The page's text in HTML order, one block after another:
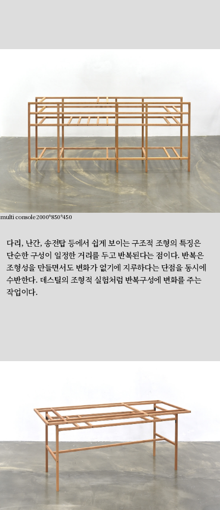
multi console 2000*850*450
다리, 난간, 송전탑 등에서 쉽게 보이는 구조적 조형의 특징은
단순한 구성이 일정한 거리를 두고 반복된다는 점이다. 반복은
조형성을 만들면서도 변화가 없기에 지루하다는 단점을 동시에
수반한다. 데스틸의 조형적 실험처럼 반복구성에 변화를 주는
작업이다.